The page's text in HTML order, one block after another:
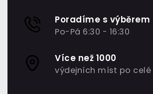
Poradíme s výběrem
Po-Pá 6:30 - 16:30
Více než 1000
výdejních míst po celé